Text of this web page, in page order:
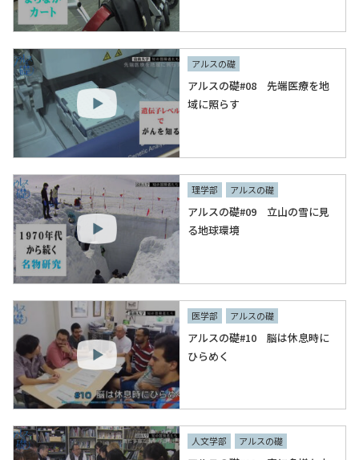
アルスの礎
アルスの礎#08 先端医療を地
域に照らす
理学部 アルスの礎
アルスの礎#09 立山の雪に見
る地球環境
医学部 アルスの礎
アルスの礎#10 脳は休息時に
ひらめく
人文学部 アルスの礎